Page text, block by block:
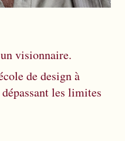
visionnaire.
de design à
les limites